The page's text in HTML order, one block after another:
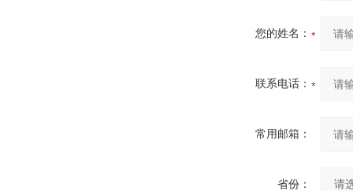
您的姓名：
联系电话：
常用邮箱：
省份：